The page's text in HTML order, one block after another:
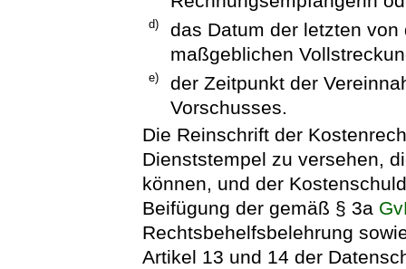
d)
das Datum der letzten
maßgeblichen
e)
der Zeitpunkt der
Vorschusses.
Die Reinschrift der
Dienststempel zu versehen,
können, und der
Beifügung der gemäß § 3a
Rechtsbehelfsbelehrung
Artikel 13 und 14 der